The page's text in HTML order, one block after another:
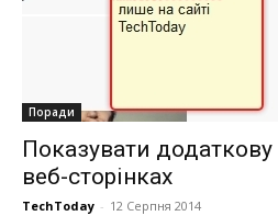
Поради
Показувати
веб-сторінках
TechToday - 12 Серпня 2014